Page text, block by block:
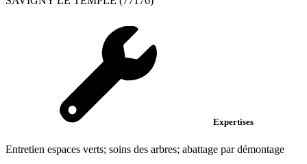
Expertises
Entretien espaces verts; soins des arbres; abattage par démontage